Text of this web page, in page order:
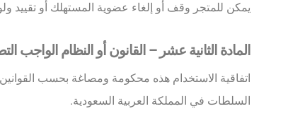
يمكن للمتجر وقف أو إلغاء عضوية المستهلك أو
المادة الثانية عشر – القانون أو النظام الواجب
اتفاقية الاستخدام هذه محكومة ومصاغة بحسب
السلطات في المملكة العربية السعودية.